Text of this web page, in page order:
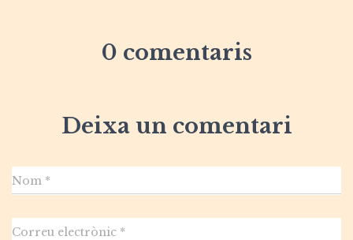
0 comentaris
Deixa un comentari
Nom *
Correu electrònic *